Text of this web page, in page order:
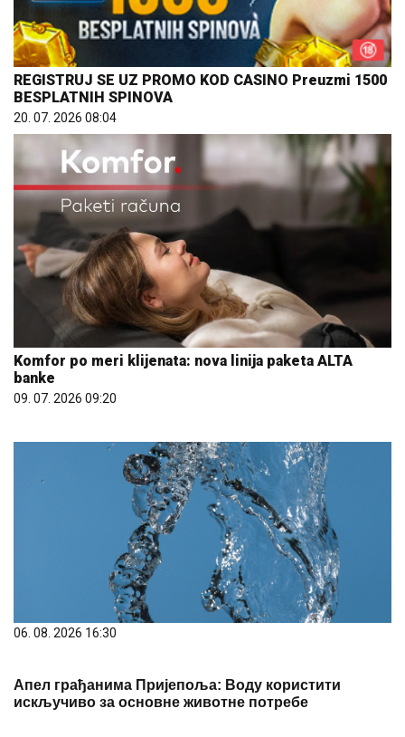
REGISTRUJ SE UZ PROMO KOD CASINO Preuzmi 1500
BESPLATNIH SPINOVA
20. 07. 2026 08:04
Komfor po meri klijenata: nova linija paketa ALTA
banke
09. 07. 2026 09:20
06. 08. 2026 16:30
Апел грађанима Пријепоља: Воду користити
искључиво за основне животне потребе